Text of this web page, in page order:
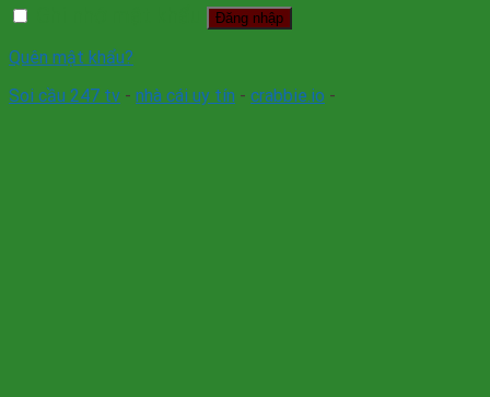
Đăng nhập
Quên mật khẩu?
Soi cầu 247 tv - nhà cái uy tín - crabbie.io -